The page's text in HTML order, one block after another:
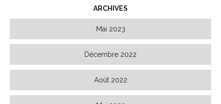
ARCHIVES
Mai 2023
Décembre 2022
Août 2022